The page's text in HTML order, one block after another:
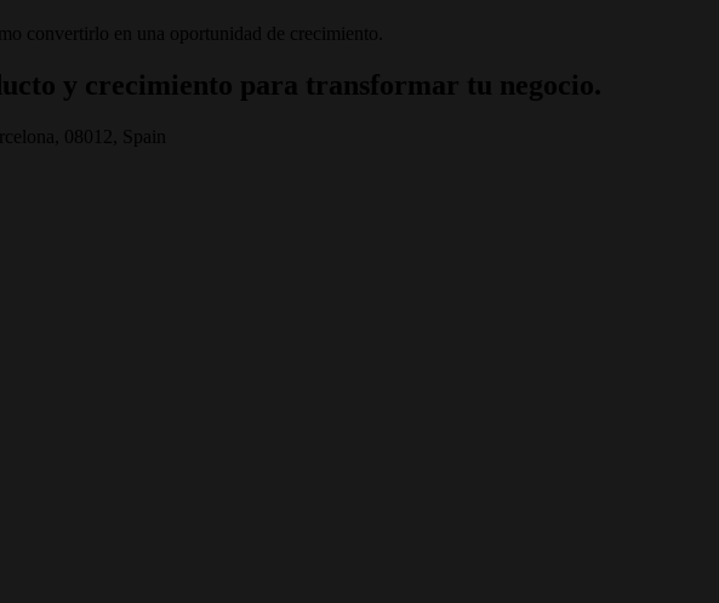
convertirlo en una oportunidad de crecimiento.
y crecimiento para transformar tu negocio.
08012, Spain